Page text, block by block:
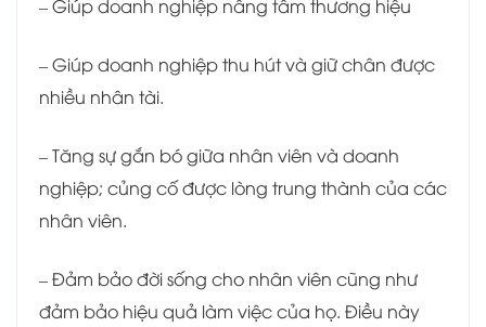
– Giúp doanh nghiệp nâng tầm thương hiệu
– Giúp doanh nghiệp thu hút và giữ chân được
nhiều nhân tài.
– Tăng sự gắn bó giữa nhân viên và doanh
nghiệp; củng cố được lòng trung thành của các
nhân viên.
– Đảm bảo đời sống cho nhân viên cũng như
đảm bảo hiệu quả làm việc của họ. Điều này